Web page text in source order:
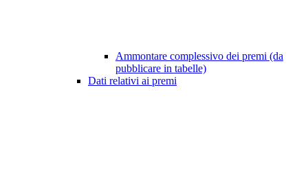
Ammontare complessivo dei premi (da
pubblicare in tabelle)
Dati relativi ai premi